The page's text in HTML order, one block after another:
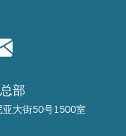
部
大街50号1500室